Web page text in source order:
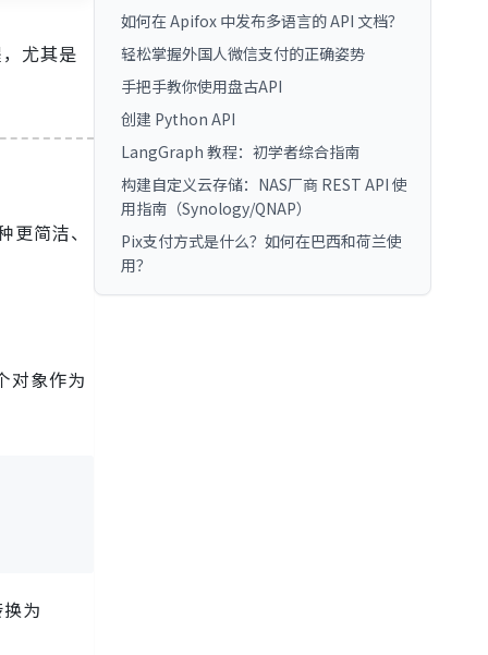
尤其是
简洁、
对象作为
为
如何在 Apifox 中发布多语言的 API 文档？
轻松掌握外国人微信支付的正确姿势
手把手教你使用盘古API
创建 Python API
LangGraph 教程：初学者综合指南
构建自定义云存储：NAS厂商 REST API 使
用指南（Synology/QNAP）
Pix支付方式是什么？如何在巴西和荷兰使
用？